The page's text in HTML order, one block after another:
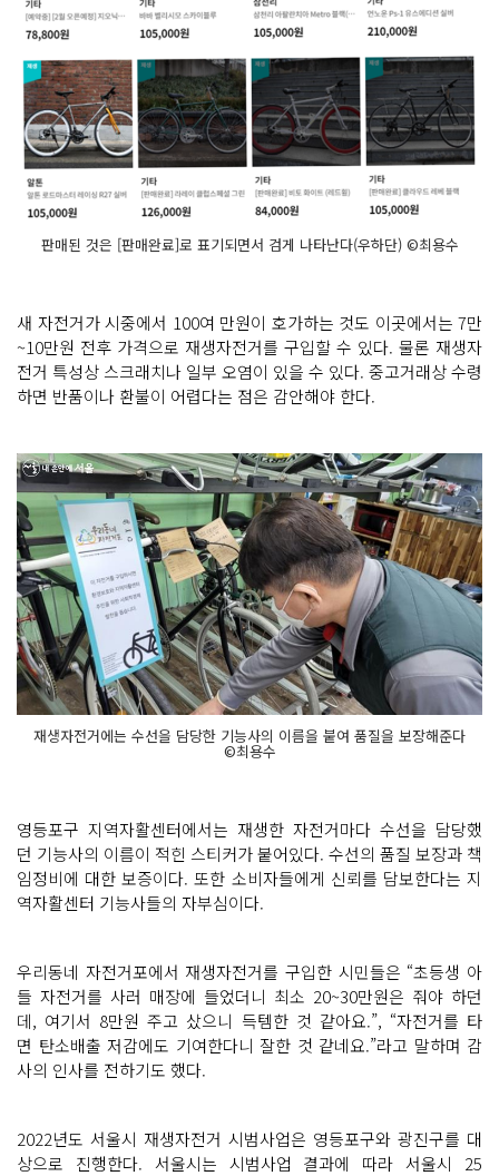
판매된 것은 [판매완료]로 표기되면서 검게 나타난다(우하단) ©최용수
새 자전거가 시중에서 100여 만원이 호가하는 것도 이곳에서는 7만
~10만원 전후 가격으로 재생자전거를 구입할 수 있다. 물론 재생자
전거 특성상 스크래치나 일부 오염이 있을 수 있다. 중고거래상 수령
하면 반품이나 환불이 어렵다는 점은 감안해야 한다.
재생자전거에는 수선을 담당한 기능사의 이름을 붙여 품질을 보장해준다
©최용수
영등포구 지역자활센터에서는 재생한 자전거마다 수선을 담당했
던 기능사의 이름이 적힌 스티커가 붙어있다. 수선의 품질 보장과 책
임정비에 대한 보증이다. 또한 소비자들에게 신뢰를 담보한다는 지
역자활센터 기능사들의 자부심이다.
우리동네 자전거포에서 재생자전거를 구입한 시민들은 “초등생 아
들 자전거를 사러 매장에 들었더니 최소 20~30만원은 줘야 하던
데, 여기서 8만원 주고 샀으니 득템한 것 같아요.”, “자전거를 타
면 탄소배출 저감에도 기여한다니 잘한 것 같네요.”라고 말하며 감
사의 인사를 전하기도 했다.
2022년도 서울시 재생자전거 시범사업은 영등포구와 광진구를 대
상으로 진행한다. 서울시는 시범사업 결과에 따라 서울시 25